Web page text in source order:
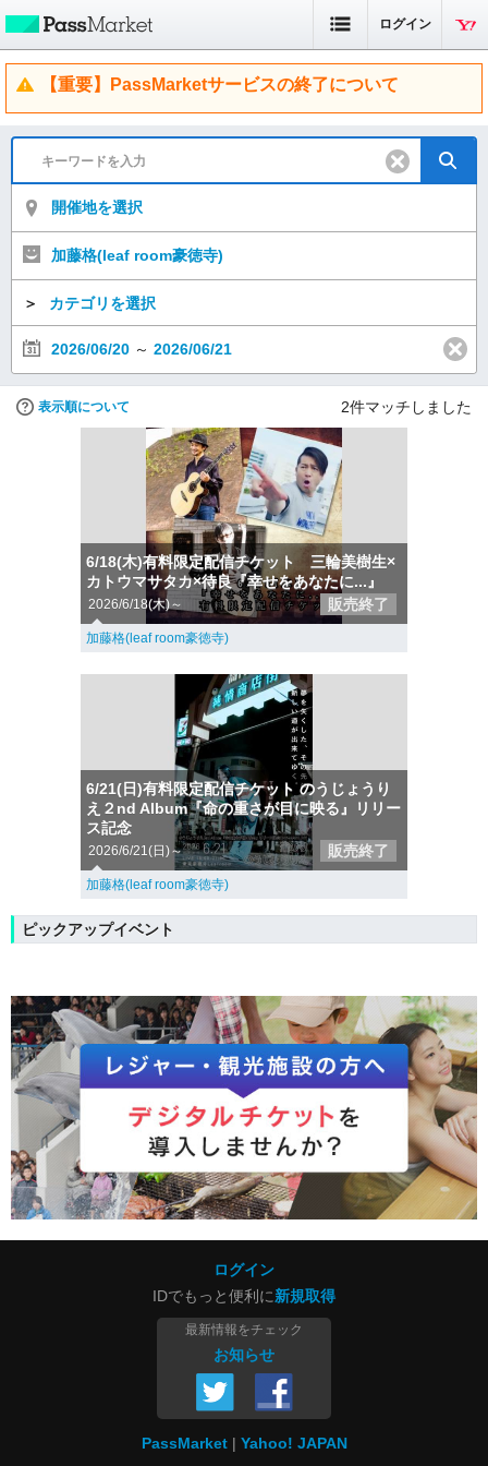
ログイン
【重要】PassMarketサービスの終了について
開催地を選択
加藤格(leaf room豪徳寺)
＞ カテゴリを選択
2026/06/20 ～ 2026/06/21
表示順について 2件マッチしました
6/18(木)有料限定配信チケット 三輪美樹生×
カトウマサタカ×待良『幸せをあなたに...』
2026/6/18(木)～ 販売終了
加藤格(leaf room豪徳寺)
6/21(日)有料限定配信チケット のうじょうり
え２nd Album『命の重さが目に映る』リリー
ス記念
2026/6/21(日)～ 販売終了
加藤格(leaf room豪徳寺)
ピックアップイベント
ログイン
IDでもっと便利に新規取得
最新情報をチェック
お知らせ
PassMarket Yahoo! JAPAN